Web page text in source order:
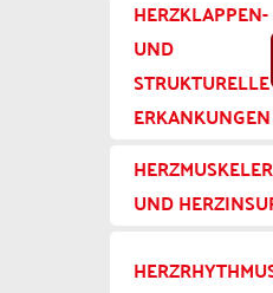
HERZKLAPPEN-
UND
STRUKTURELLE
ERKANKUNGEN
UND